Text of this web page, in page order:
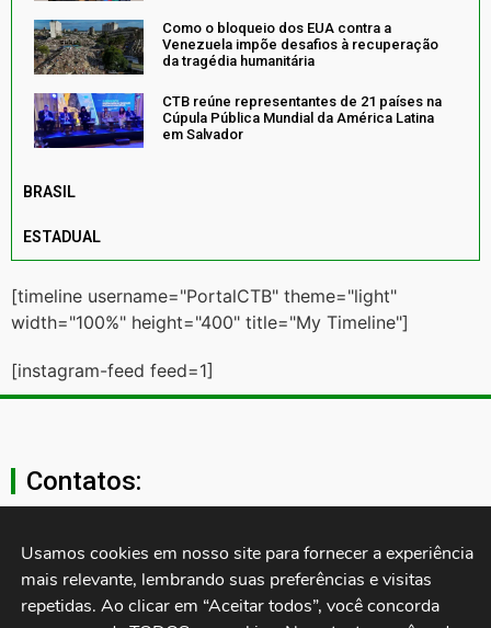
Como o bloqueio dos EUA contra a
Venezuela impõe desafios à recuperação
da tragédia humanitária
CTB reúne representantes de 21 países na
Cúpula Pública Mundial da América Latina
em Salvador
BRASIL
ESTADUAL
[timeline username="PortalCTB" theme="light"
width="100%" height="400" title="My Timeline"]
[instagram-feed feed=1]
Contatos:
secgeral@ctb.org.br
11 3874-0040
Usamos cookies em nosso site para fornecer a experiência
mais relevante, lembrando suas preferências e visitas
repetidas. Ao clicar em “Aceitar todos”, você concorda